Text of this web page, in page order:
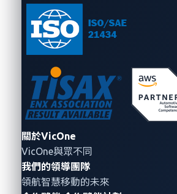
關於VicOne
VicOne與眾不同
我們的領導團隊
領航智慧移動的未來
去年的影響力
20+